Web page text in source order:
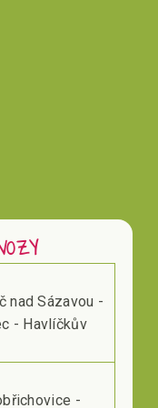
nad Sázavou -
- Havlíčkův
-